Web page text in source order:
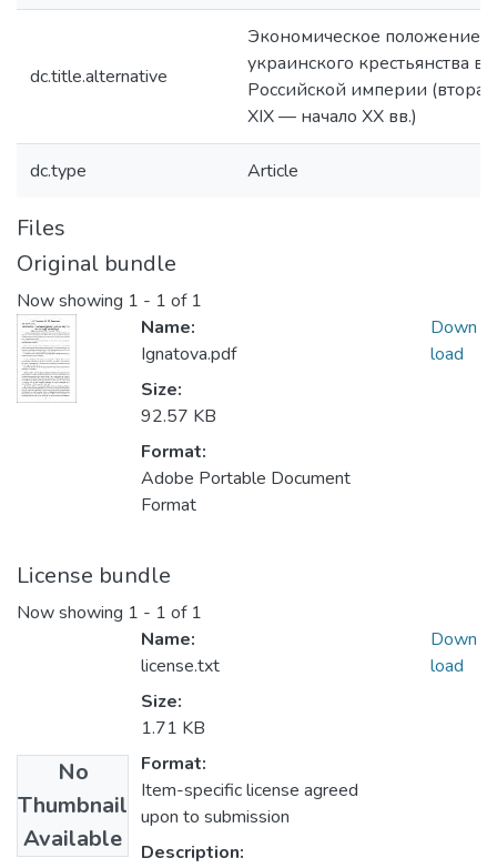
dc.title.alternative
Экономическое положение
украинского крестьянства в
Российской империи
ХІХ — начало ХХ вв.)
dc.type Article
Files
Original bundle
Now showing 1 - 1 of 1
Name:
Ignatova.pdf
Size:
92.57 KB
Format:
Adobe Portable Document
Format
Down
load
License bundle
Now showing 1 - 1 of 1
No
Thumbnail
Available
Name:
license.txt
Size:
1.71 KB
Format:
Item-specific license agreed
upon to submission
Description:
Down
load